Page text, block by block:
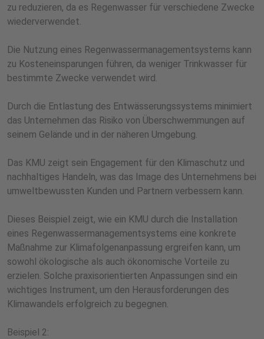
zu reduzieren, da es Regenwasser für verschiedene Zwecke
wiederverwendet.
Die Nutzung eines Regenwassermanagementsystems kann
zu Kosteneinsparungen führen, da weniger Trinkwasser für
bestimmte Zwecke verwendet wird.
Durch die Entlastung des Entwässerungssystems minimiert
das Unternehmen das Risiko von Überschwemmungen auf
seinem Gelände und in der näheren Umgebung.
Das KMU zeigt sein Engagement für den Klimaschutz und
nachhaltiges Handeln, was das Image des Unternehmens bei
umweltbewussten Kunden und Partnern verbessern kann.
Dieses Beispiel zeigt, wie ein KMU durch die Installation
eines Regenwassermanagementsystems eine konkrete
Maßnahme zur Klimafolgenanpassung ergreifen kann, um
sowohl ökologische als auch ökonomische Vorteile zu
erzielen. Solche praxisorientierten Anpassungen sind ein
wichtiges Instrument, um den Herausforderungen des
Klimawandels erfolgreich zu begegnen.
Beispiel 2: